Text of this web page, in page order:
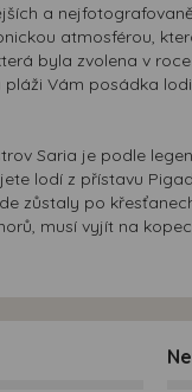
a
atmosférou,
byla zvolena v
Vám posádka
Saria je podle
lodí z přístavu
zůstaly po
musí vyjít na